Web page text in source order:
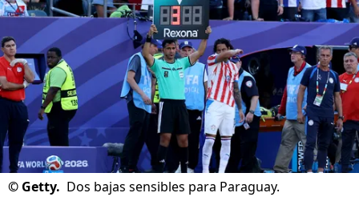
© Getty. Dos bajas sensibles para Paraguay.